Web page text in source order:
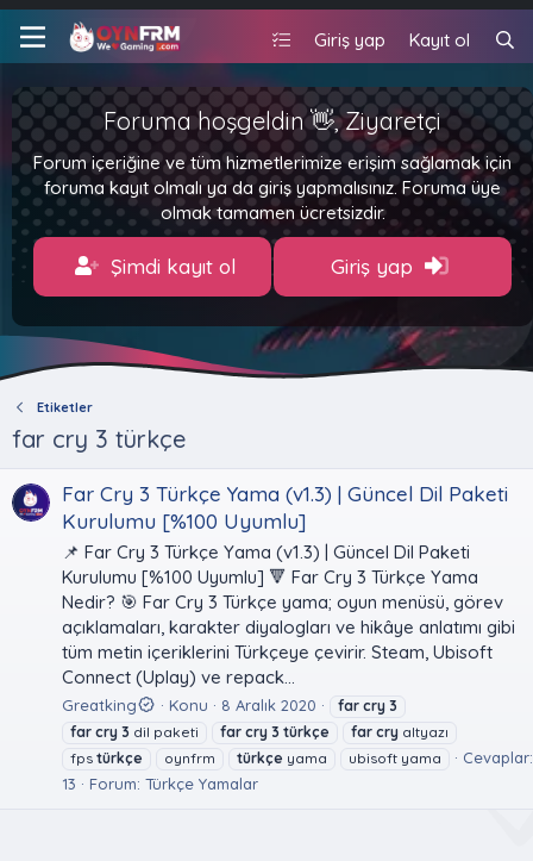
Giriş yap Kayıt ol
Foruma hoşgeldin 👋, Ziyaretçi
Forum içeriğine ve tüm hizmetlerimize erişim sağlamak için
foruma kayıt olmalı ya da giriş yapmalısınız. Foruma üye
olmak tamamen ücretsizdir.
Şimdi kayıt ol Giriş yap
Etiketler
far cry 3 türkçe
Far Cry 3 Türkçe Yama (v1.3) | Güncel Dil Paketi
Kurulumu [%100 Uyumlu]
📌 Far Cry 3 Türkçe Yama (v1.3) | Güncel Dil Paketi
Kurulumu [%100 Uyumlu] 🔻 Far Cry 3 Türkçe Yama
Nedir? 🎯 Far Cry 3 Türkçe yama; oyun menüsü, görev
açıklamaları, karakter diyalogları ve hikâye anlatımı gibi
tüm metin içeriklerini Türkçeye çevirir. Steam, Ubisoft
Connect (Uplay) ve repack...
Greatking Konu 8 Aralık 2020 far cry 3
far cry 3 dil paketi far cry 3 türkçe far cry altyazı
fps türkçe oynfrm türkçe yama ubisoft yama
Cevaplar:
13
Forum: Türkçe Yamalar